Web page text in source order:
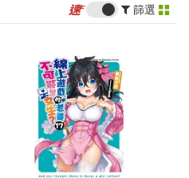
石神一威(15)
篩選